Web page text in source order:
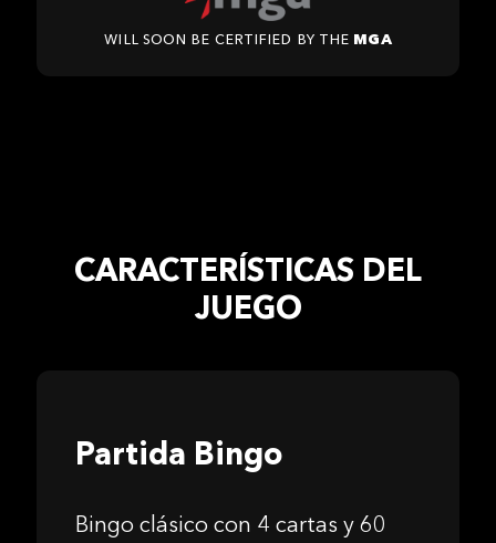
Will soon be certified by the MGA
CARACTERÍSTICAS DEL
JUEGO
Partida Bingo
Bingo clásico con 4 cartas y 60